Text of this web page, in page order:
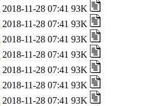
2018-11-28 07:41 93K
2018-11-28 07:41 93K
2018-11-28 07:41 93K
2018-11-28 07:41 93K
2018-11-28 07:41 93K
2018-11-28 07:41 93K
2018-11-28 07:41 93K